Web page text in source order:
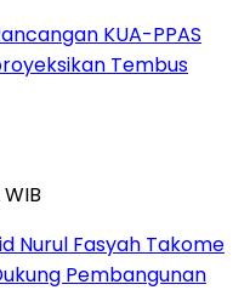
KUA-PPAS
Tembus
Nurul Fasyah Takome
Pembangunan